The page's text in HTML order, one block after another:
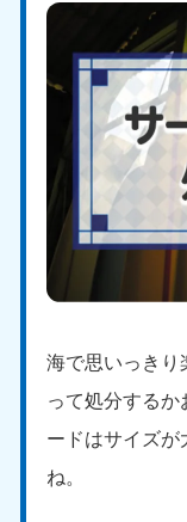
海で思いっき
って処分する
ードはサイズが
ね。